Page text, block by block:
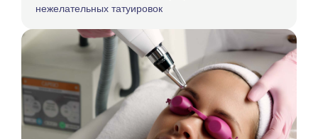
нежелательных татуировок